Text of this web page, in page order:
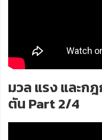
มวล แรง และก
ตัน Part 2/4